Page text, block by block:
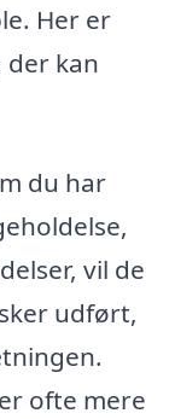
Her er
kan
du har
vil de
udført,
ofte mere